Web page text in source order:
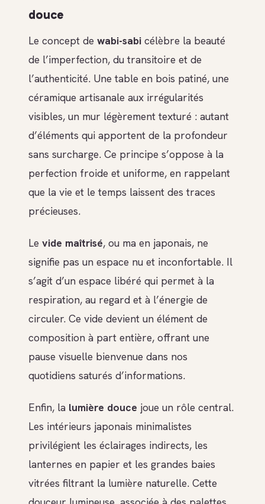
douce
Le concept de wabi-sabi célèbre la beauté
de l’imperfection, du transitoire et de
l’authenticité. Une table en bois patiné, une
céramique artisanale aux irrégularités
visibles, un mur légèrement texturé : autant
d’éléments qui apportent de la profondeur
sans surcharge. Ce principe s’oppose à la
perfection froide et uniforme, en rappelant
que la vie et le temps laissent des traces
précieuses.
Le vide maîtrisé, ou ma en japonais, ne
signifie pas un espace nu et inconfortable. Il
s’agit d’un espace libéré qui permet à la
respiration, au regard et à l’énergie de
circuler. Ce vide devient un élément de
composition à part entière, offrant une
pause visuelle bienvenue dans nos
quotidiens saturés d’informations.
Enfin, la lumière douce joue un rôle central.
Les intérieurs japonais minimalistes
privilégient les éclairages indirects, les
lanternes en papier et les grandes baies
vitrées filtrant la lumière naturelle. Cette